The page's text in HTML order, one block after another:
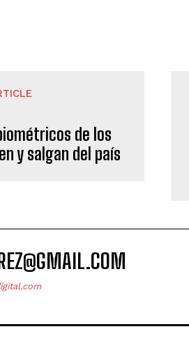
de los
y salgan del país